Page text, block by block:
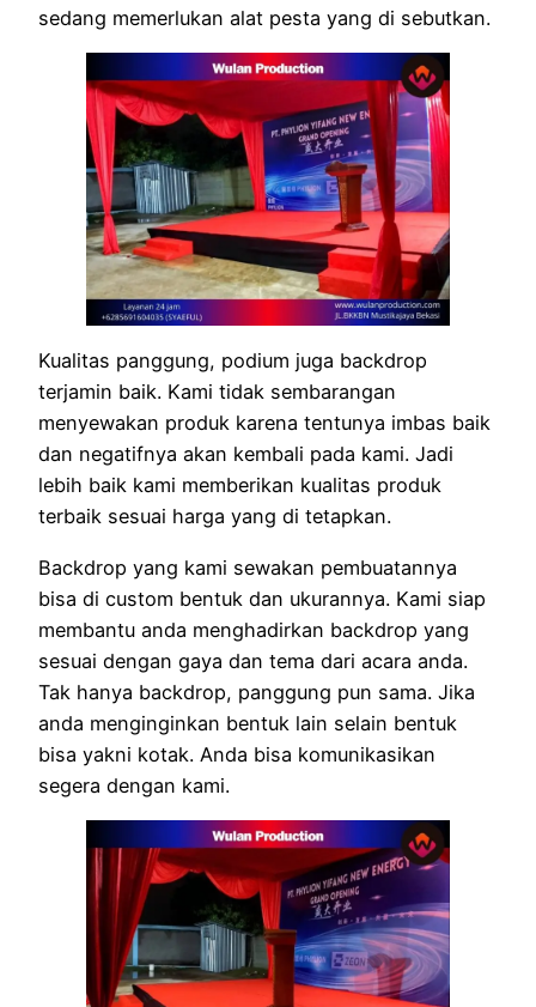
sedang memerlukan alat pesta yang di sebutkan.
Kualitas panggung, podium juga backdrop
terjamin baik. Kami tidak sembarangan
menyewakan produk karena tentunya imbas baik
dan negatifnya akan kembali pada kami. Jadi
lebih baik kami memberikan kualitas produk
terbaik sesuai harga yang di tetapkan.
Backdrop yang kami sewakan pembuatannya
bisa di custom bentuk dan ukurannya. Kami siap
membantu anda menghadirkan backdrop yang
sesuai dengan gaya dan tema dari acara anda.
Tak hanya backdrop, panggung pun sama. Jika
anda menginginkan bentuk lain selain bentuk
bisa yakni kotak. Anda bisa komunikasikan
segera dengan kami.